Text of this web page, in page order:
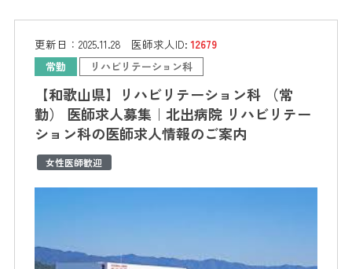
更新日： 2025.11.28 医師求人ID:12679
常勤 リハビリテーション科
【和歌山県】リハビリテーション科 （常
勤） 医師求人募集｜北出病院 リハビリテー
ション科の医師求人情報のご案内
女性医師歓迎